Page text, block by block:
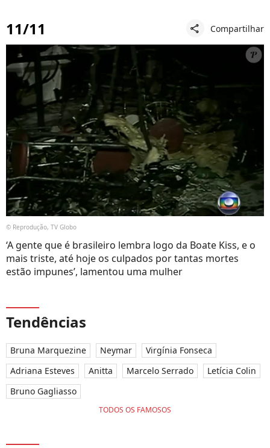
11/11 share Compartilhar
© Reprodução, TV Globo
‘A gente que é brasileiro lembra logo da Boate Kiss, e o
mais triste, até hoje os culpados por tantas mortes
estão impunes’, lamentou uma mulher
Tendências
Bruna Marquezine Neymar
Virgínia Fonseca
Adriana Esteves
Anitta Marcelo Serrado
Letícia Colin
Bruno Gagliasso
TODOS OS FAMOSOS